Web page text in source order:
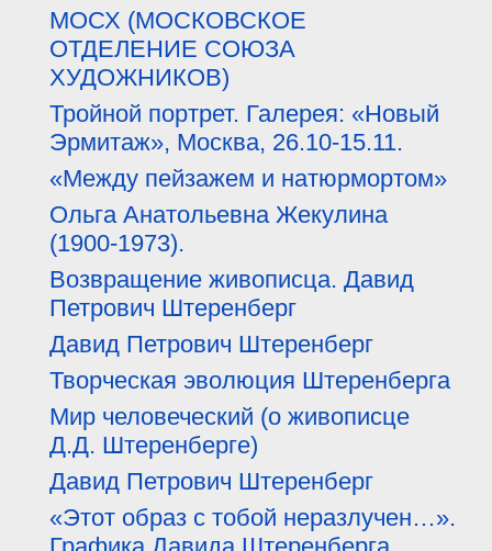
МОСХ (МОСКОВСКОЕ
ОТДЕЛЕНИЕ СОЮЗА
ХУДОЖНИКОВ)
Тройной портрет. Галерея: «Новый
Эрмитаж», Москва, 26.10-15.11.
«Между пейзажем и натюрмортом»
Ольга Анатольевна Жекулина
(1900-1973).
Возвращение живописца. Давид
Петрович Штеренберг
Давид Петрович Штеренберг
Творческая эволюция Штеренберга
Мир человеческий (о живописце
Д.Д. Штеренберге)
Давид Петрович Штеренберг
«Этот образ с тобой неразлучен…».